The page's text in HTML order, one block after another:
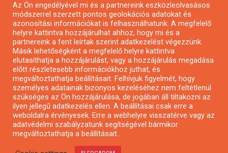
Pályázatok magánszemélyeknek
Pályázatok civil szervezeteknek
Pályázatok vállalkozásoknak
Önkormányzati pályázatok
Mezőgazdasági pályázatok
Falusi turizmus pályázatok
Napelem pályázatok
GINOP pályázatok
Az Ön engedélyével mi és a partnereink eszközleolvasásos
módszerrel szerzett pontos geolokációs adatokat és
azonosítási információkat is felhasználhatunk. A megfelelő
helyre kattintva hozzájárulhat ahhoz, hogy mi és a
partnereink a fent leírtak szerint adatkezelést végezzünk.
Másik lehetőségként a megfelelő helyre kattintva
elutasíthatja a hozzájárulást, vagy a hozzájárulás megadása
előtt részletesebb információkhoz juthat, és
megváltoztathatja beállításait. Felhívjuk figyelmét, hogy
személyes adatainak bizonyos kezeléséhez nem feltétlenül
szükséges az Ön hozzájárulása, de jogában áll tiltakozni az
ilyen jellegű adatkezelés ellen. A beállításai csak erre a
weboldalra érvényesek. Erre a webhelyre visszatérve vagy az
adatvédelmi szabályzatunk segítségével bármikor
megváltoztathatja a beállításait..